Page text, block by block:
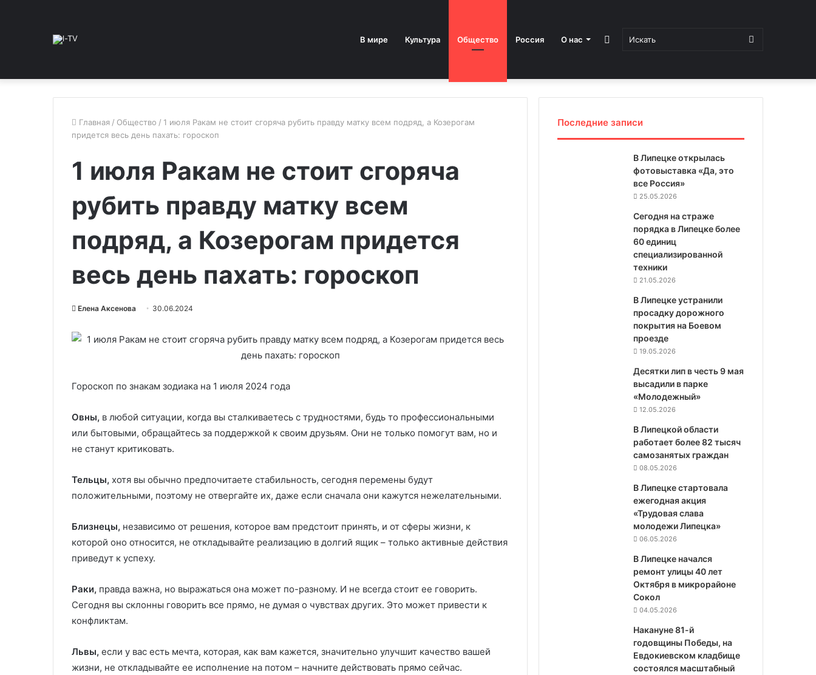
В мире Культура Общество Россия О нас Искать
Sidebar
Главная / Общество / 1 июля Ракам не стоит сгоряча рубить правду матку всем подряд, а Козерогам
придется весь день пахать: гороскоп
1 июля Ракам не стоит сгоряча
рубить правду матку всем
подряд, а Козерогам придется
весь день пахать: гороскоп
Елена Аксенова 30.06.2024
Гороскоп по знакам зодиака на 1 июля 2024 года
Овны, в любой ситуации, когда вы сталкиваетесь с трудностями, будь то профессиональными
или бытовыми, обращайтесь за поддержкой к своим друзьям. Они не только помогут вам, но и
не станут критиковать.
Тельцы, хотя вы обычно предпочитаете стабильность, сегодня перемены будут
положительными, поэтому не отвергайте их, даже если сначала они кажутся нежелательными.
Близнецы, независимо от решения, которое вам предстоит принять, и от сферы жизни, к
которой оно относится, не откладывайте реализацию в долгий ящик – только активные действия
приведут к успеху.
Раки, правда важна, но выражаться она может по-разному. И не всегда стоит ее говорить.
Сегодня вы склонны говорить все прямо, не думая о чувствах других. Это может привести к
конфликтам.
Львы, если у вас есть мечта, которая, как вам кажется, значительно улучшит качество вашей
жизни, не откладывайте ее исполнение на потом – начните действовать прямо сейчас.
Последние записи
В Липецке открылась
фотовыставка «Да, это
все Россия»
25.05.2026
Сегодня на страже
порядка в Липецке более
60 единиц
специализированной
техники
21.05.2026
В Липецке устранили
просадку дорожного
покрытия на Боевом
проезде
19.05.2026
Десятки лип в честь 9 мая
высадили в парке
«Молодежный»
12.05.2026
В Липецкой области
работает более 82 тысяч
самозанятых граждан
08.05.2026
В Липецке стартовала
ежегодная акция
«Трудовая слава
молодежи Липецка»
06.05.2026
В Липецке начался
ремонт улицы 40 лет
Октября в микрорайоне
Сокол
04.05.2026
Накануне 81-й
годовщины Победы, на
Евдокиевском кладбище
состоялся масштабный